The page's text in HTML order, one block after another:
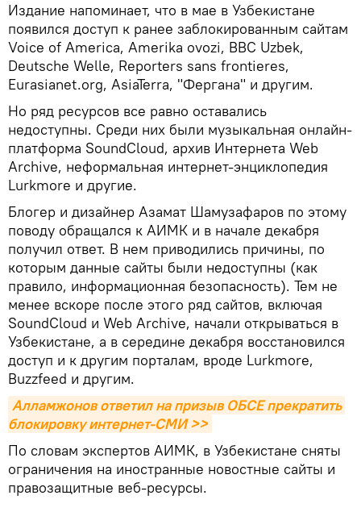
Издание напоминает, что в мае в Узбекистане
появился доступ к ранее заблокированным сайтам
Voice of America, Amerika ovozi, BBC Uzbek,
Deutsche Welle, Reporters sans frontieres,
Eurasianet.org, AsiaTerra, "Фергана" и другим.
Но ряд ресурсов все равно оставались
недоступны. Среди них были музыкальная онлайн-
платформа SoundCloud, архив Интернета Web
Archive, неформальная интернет-энциклопедия
Lurkmore и другие.
Блогер и дизайнер Азамат Шамузафаров по этому
поводу обращался к АИМК и в начале декабря
получил ответ. В нем приводились причины, по
которым данные сайты были недоступны (как
правило, информационная безопасность). Тем не
менее вскоре после этого ряд сайтов, включая
SoundCloud и Web Archive, начали открываться в
Узбекистане, а в середине декабря восстановился
доступ и к другим порталам, вроде Lurkmore,
Buzzfeed и другим.
Алламжонов ответил на призыв ОБСЕ прекратить
блокировку интернет-СМИ >>
По словам экспертов АИМК, в Узбекистане сняты
ограничения на иностранные новостные сайты и
правозащитные веб-ресурсы.